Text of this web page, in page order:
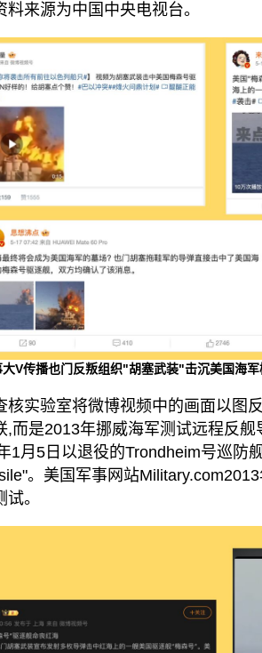
料来源为中国中央电视台。
V传播也门反叛组织"胡塞武装"击沉美国海军
核实验室将微博视频中的画面以图
,而是2013年挪威海军测试远程反舰
1月5日以退役的Trondheim号巡防
。美国军事网站
。